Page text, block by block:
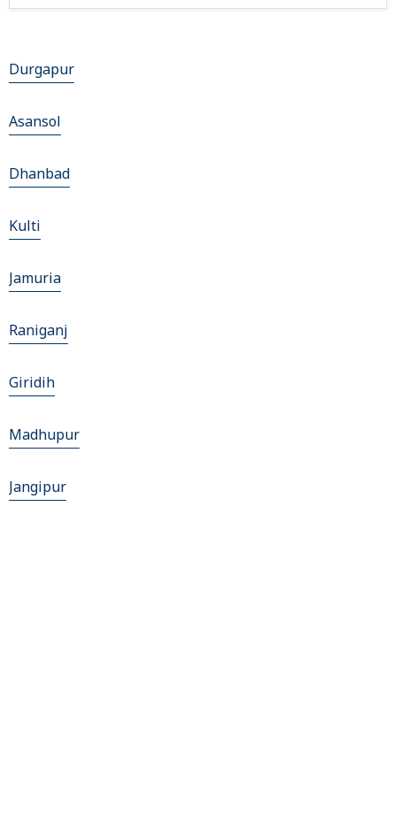
Durgapur
Asansol
Dhanbad
Kulti
Jamuria
Raniganj
Giridih
Madhupur
Jangipur